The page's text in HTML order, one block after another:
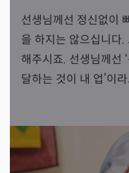
선생님께선 정신없이
을 하지는 않으십니다
해주시죠. 선생님께선
달하는 것이 내 업’이